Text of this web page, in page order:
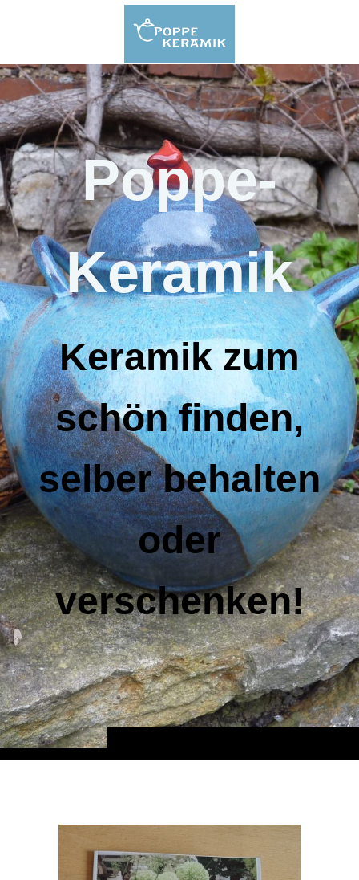
Poppe-
Keramik
Keramik zum
schön finden,
selber behalten
oder
verschenken!